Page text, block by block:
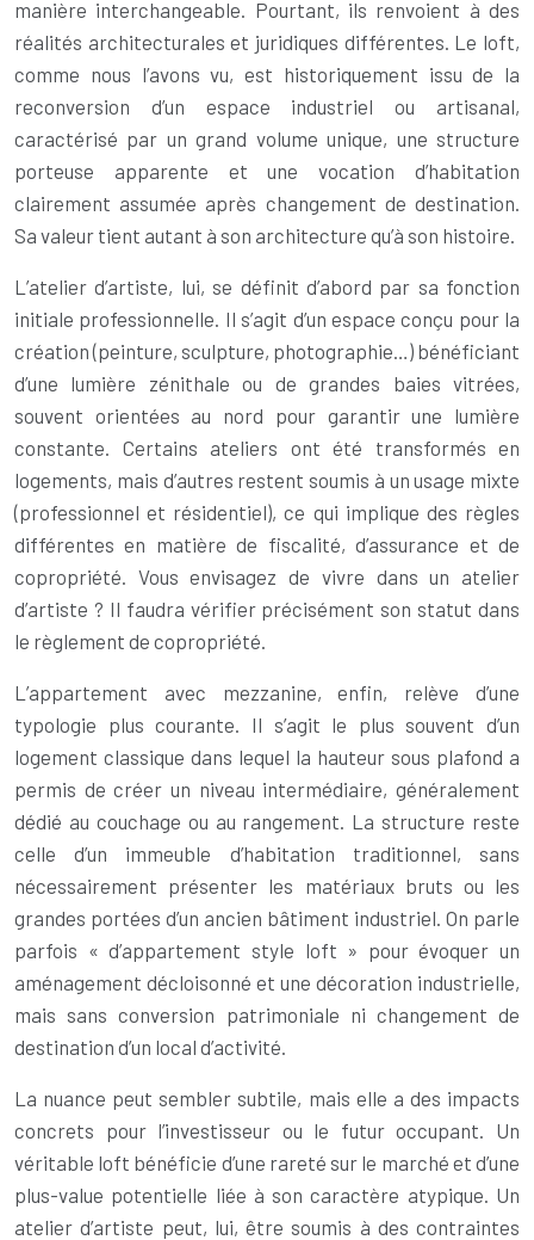
manière interchangeable. Pourtant, ils renvoient à des
réalités architecturales et juridiques différentes. Le loft,
comme nous l’avons vu, est historiquement issu de la
reconversion d’un espace industriel ou artisanal,
caractérisé par un grand volume unique, une structure
porteuse apparente et une vocation d’habitation
clairement assumée après changement de destination.
Sa valeur tient autant à son architecture qu’à son histoire.
L’atelier d’artiste, lui, se définit d’abord par sa fonction
initiale professionnelle. Il s’agit d’un espace conçu pour la
création (peinture, sculpture, photographie…) bénéficiant
d’une lumière zénithale ou de grandes baies vitrées,
souvent orientées au nord pour garantir une lumière
constante. Certains ateliers ont été transformés en
logements, mais d’autres restent soumis à un usage mixte
(professionnel et résidentiel), ce qui implique des règles
différentes en matière de fiscalité, d’assurance et de
copropriété. Vous envisagez de vivre dans un atelier
d’artiste ? Il faudra vérifier précisément son statut dans
le règlement de copropriété.
L’appartement avec mezzanine, enfin, relève d’une
typologie plus courante. Il s’agit le plus souvent d’un
logement classique dans lequel la hauteur sous plafond a
permis de créer un niveau intermédiaire, généralement
dédié au couchage ou au rangement. La structure reste
celle d’un immeuble d’habitation traditionnel, sans
nécessairement présenter les matériaux bruts ou les
grandes portées d’un ancien bâtiment industriel. On parle
parfois « d’appartement style loft » pour évoquer un
aménagement décloisonné et une décoration industrielle,
mais sans conversion patrimoniale ni changement de
destination d’un local d’activité.
La nuance peut sembler subtile, mais elle a des impacts
concrets pour l’investisseur ou le futur occupant. Un
véritable loft bénéficie d’une rareté sur le marché et d’une
plus-value potentielle liée à son caractère atypique. Un
atelier d’artiste peut, lui, être soumis à des contraintes